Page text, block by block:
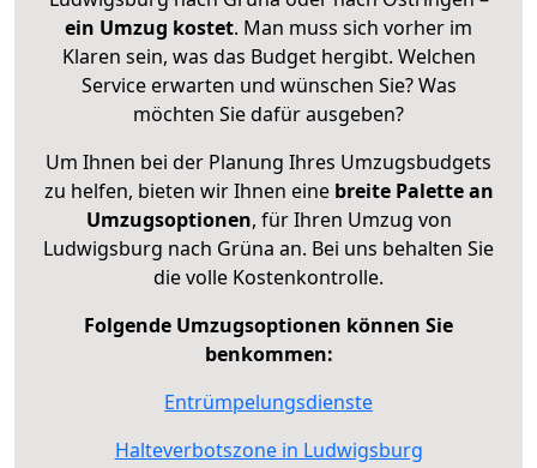
ein Umzug kostet. Man muss sich vorher im
Klaren sein, was das Budget hergibt. Welchen
Service erwarten und wünschen Sie? Was
möchten Sie dafür ausgeben?
Um Ihnen bei der Planung Ihres Umzugsbudgets
zu helfen, bieten wir Ihnen eine breite Palette an
Umzugsoptionen, für Ihren Umzug von
Ludwigsburg nach Grüna an. Bei uns behalten Sie
die volle Kostenkontrolle.
Folgende Umzugsoptionen können Sie
benkommen:
Entrümpelungsdienste
Halteverbotszone in Ludwigsburg